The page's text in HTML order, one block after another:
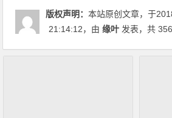
版权声明：本站原创文章，于
21:14:12，由缘叶 发表，共 356